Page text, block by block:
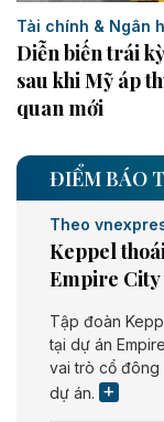
Tài chính & Ngân
Diễn biến trái
sau khi Mỹ áp
quan mới
ĐIỂM BÁO
Theo
Keppel
Empire
Tập đoàn
tại dự án
vai trò cổ đông
dự án.